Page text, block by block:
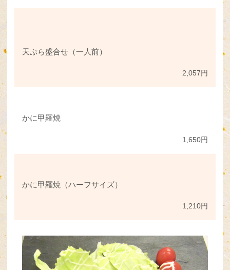
天ぷら盛合せ（一人前）
2,057円
かに甲羅焼
1,650円
かに甲羅焼（ハーフサイズ）
1,210円